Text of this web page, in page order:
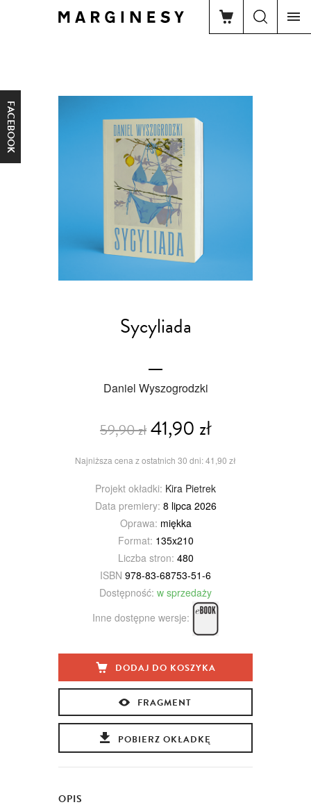
FACEBOOK
Sycyliada
Daniel Wyszogrodzki
59,90 zł41,90 zł
Najniższa cena z ostatnich 30 dni: 41,90 zł
Projekt okładki: Kira Pietrek
Data premiery: 8 lipca 2026
Oprawa: miękka
Format: 135x210
Liczba stron: 480
ISBN 978-83-68753-51-6
Dostępność: w sprzedaży
Inne dostępne wersje:
DODAJ DO KOSZYKA
FRAGMENT
POBIERZ OKŁADKĘ
OPIS